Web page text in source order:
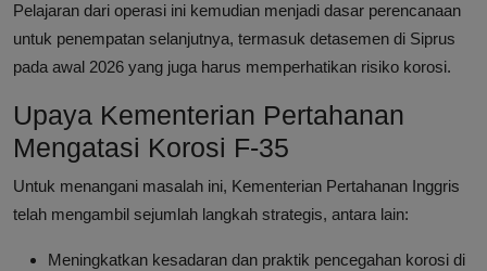
Pelajaran dari operasi ini kemudian menjadi dasar perencanaan
untuk penempatan selanjutnya, termasuk detasemen di Siprus
pada awal 2026 yang juga harus memperhatikan risiko korosi.
Upaya Kementerian Pertahanan
Mengatasi Korosi F-35
Untuk menangani masalah ini, Kementerian Pertahanan Inggris
telah mengambil sejumlah langkah strategis, antara lain:
Meningkatkan kesadaran dan praktik pencegahan korosi di